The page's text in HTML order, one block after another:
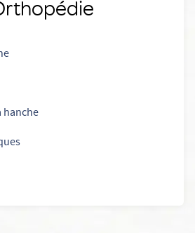
hanche